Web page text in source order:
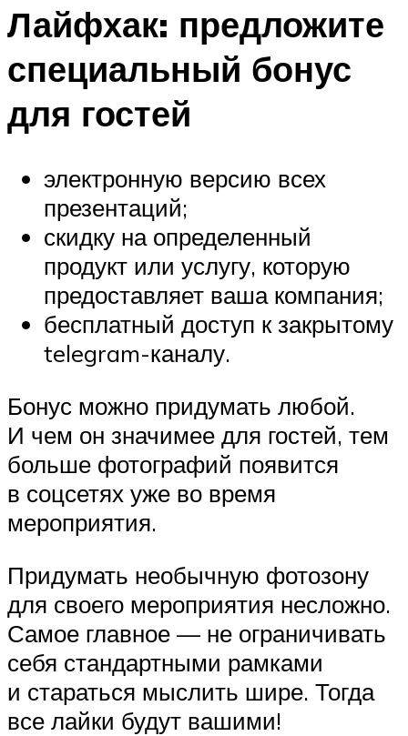
Лайфхак: предложите
специальный бонус
для гостей
электронную версию всех
презентаций;
скидку на определенный
продукт или услугу, которую
предоставляет ваша компания;
бесплатный доступ к закрытому
telegram-каналу.
Бонус можно придумать любой.
И чем он значимее для гостей, тем
больше фотографий появится
в соцсетях уже во время
мероприятия.
Придумать необычную фотозону
для своего мероприятия несложно.
Самое главное — не ограничивать
себя стандартными рамками
и стараться мыслить шире. Тогда
все лайки будут вашими!